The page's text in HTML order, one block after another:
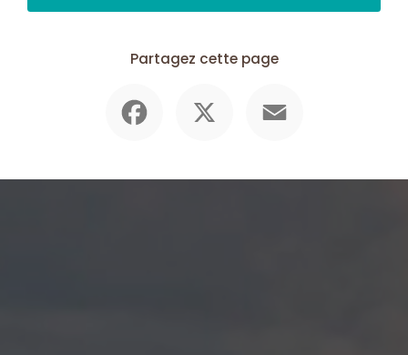
Partagez cette page